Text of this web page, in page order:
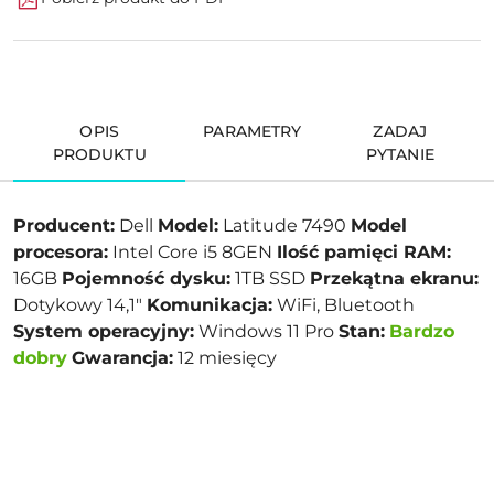
OPIS
PRODUKTU
PARAMETRY
ZADAJ
PYTANIE
Producent: Dell Model: Latitude 7490 Model
procesora: Intel Core i5 8GEN Ilość pamięci RAM:
16GB Pojemność dysku: 1TB SSD Przekątna ekranu:
Dotykowy 14,1" Komunikacja: WiFi, Bluetooth
System operacyjny: Windows 11 Pro Stan: Bardzo
dobry Gwarancja: 12 miesięcy